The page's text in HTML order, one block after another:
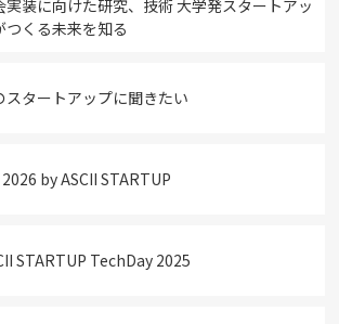
実装に向けた研究、技術 大学発スタートアッ
つくる未来を知る
スタートアップに聞きたい
by ASCII STARTUP
STARTUP TechDay 2025